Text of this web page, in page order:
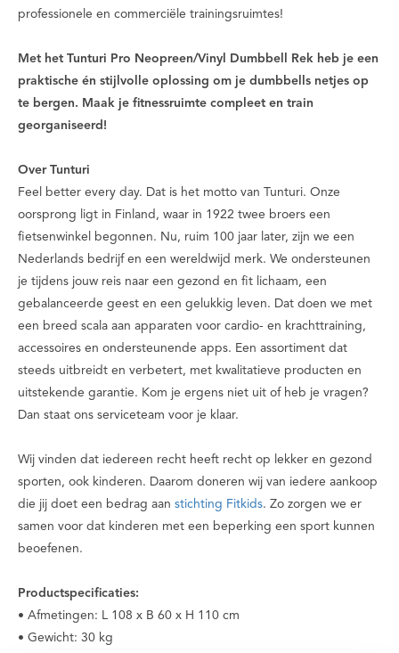
professionele en commerciële trainingsruimtes!
Met het Tunturi Pro Neopreen/Vinyl Dumbbell Rek heb je een
praktische én stijlvolle oplossing om je dumbbells netjes op
te bergen. Maak je fitnessruimte compleet en train
georganiseerd!
Over Tunturi
Feel better every day. Dat is het motto van Tunturi. Onze
oorsprong ligt in Finland, waar in 1922 twee broers een
fietsenwinkel begonnen. Nu, ruim 100 jaar later, zijn we een
Nederlands bedrijf en een wereldwijd merk. We ondersteunen
je tijdens jouw reis naar een gezond en fit lichaam, een
gebalanceerde geest en een gelukkig leven. Dat doen we met
een breed scala aan apparaten voor cardio- en krachttraining,
accessoires en ondersteunende apps. Een assortiment dat
steeds uitbreidt en verbetert, met kwalitatieve producten en
uitstekende garantie. Kom je ergens niet uit of heb je vragen?
Dan staat ons serviceteam voor je klaar.
Wij vinden dat iedereen recht heeft recht op lekker en gezond
sporten, ook kinderen. Daarom doneren wij van iedere aankoop
die jij doet een bedrag aan stichting Fitkids. Zo zorgen we er
samen voor dat kinderen met een beperking een sport kunnen
beoefenen.
Productspecificaties:
• Afmetingen: L 108 x B 60 x H 110 cm
• Gewicht: 30 kg